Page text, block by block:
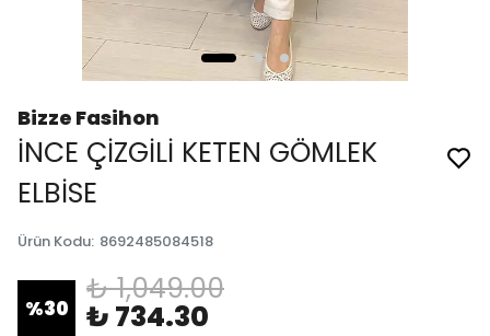
Bizze Fasihon
İNCE ÇİZGİLİ KETEN GÖMLEK
ELBİSE
Ürün Kodu: 8692485084518
%30
₺ 1,049.00
₺ 734.30